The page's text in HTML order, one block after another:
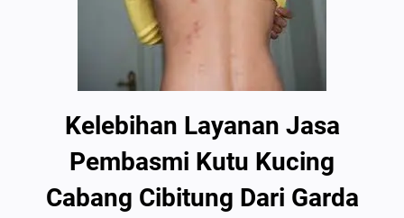
Kelebihan Layanan Jasa
Pembasmi Kutu Kucing
Cabang Cibitung Dari Garda